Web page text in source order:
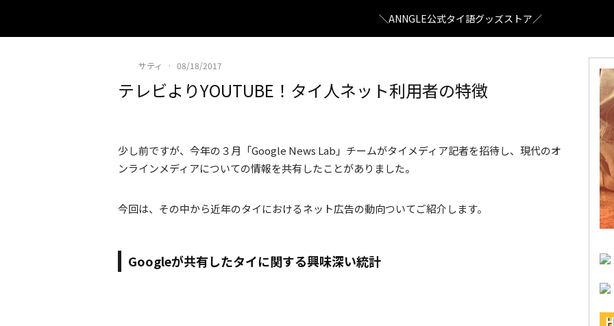
＼ANNGLE公式タイ語グッズストア／
サティ · 08/18/2017
テレビよりYOUTUBE！タイ人ネット利用者の特徴
少し前ですが、今年の３月「Google News Lab」チームがタイメディア記者を招待し、現代のオ
ンラインメディアについての情報を共有したことがありました。
今回は、その中から近年のタイにおけるネット広告の動向ついてご紹介します。
Googleが共有したタイに関する興味深い統計